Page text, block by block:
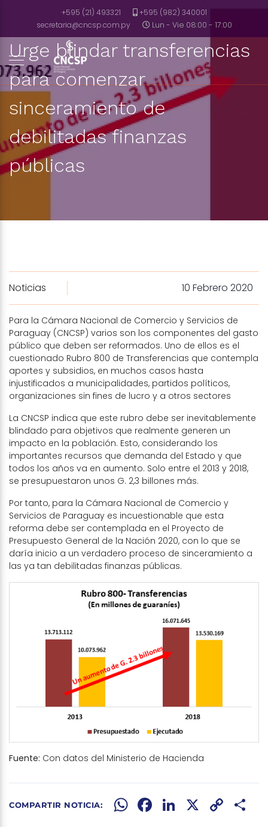
+595 (21) 493321
+595 (982) 340001
secretaria@cncsp.com.py
Lun - Vie 08:00 - 17:00
Urge blindar transferencias
para comenzar
sinceramiento de
debilitadas finanzas
públicas
Noticias 10 Febrero 2020
Para la Cámara Nacional de Comercio y Servicios de
Paraguay (CNCSP) varios son los componentes del gasto
público que deben ser reformados. Uno de ellos es el
cuestionado Rubro 800 de Transferencias que contempla
aportes y subsidios, en muchos casos hasta
injustificados a municipalidades, partidos políticos,
organizaciones sin fines de lucro y a otros sectores
La CNCSP indica que este rubro debe ser inevitablemente
blindado para objetivos que realmente generen un
impacto en la población. Esto, considerando los
importantes recursos que demanda del Estado y que
todos los años va en aumento. Solo entre el 2013 y 2018,
se presupuestaron unos G. 2,3 billones más.
Por tanto, para la Cámara Nacional de Comercio y
Servicios de Paraguay es incuestionable que esta
reforma debe ser contemplada en el Proyecto de
Presupuesto General de la Nación 2020, con lo que se
daría inicio a un verdadero proceso de sinceramiento a
las ya tan debilitadas finanzas públicas.
Fuente: Con datos del Ministerio de Hacienda